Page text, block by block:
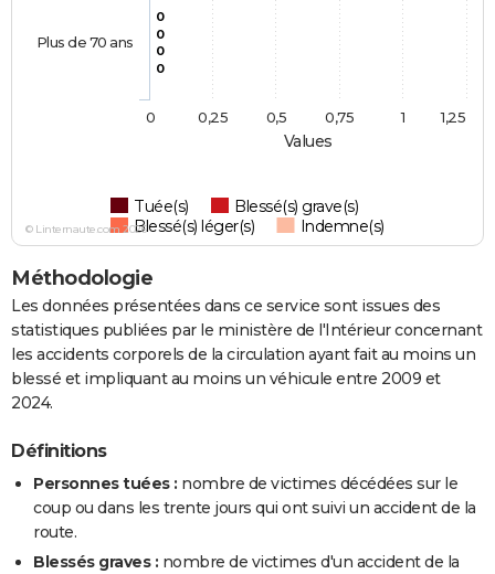
Values
0
0
0
0
Tuée(s)
Blessé(s) grave(s)
Blessé(s) léger(s)
Indemne(s)
Plus de 70 ans
0 1
0,25 0,5 0,75 1,25
© Linternaute.com 2026
Méthodologie
Les données présentées dans ce service sont issues des
statistiques publiées par le ministère de l'Intérieur concernant
les accidents corporels de la circulation ayant fait au moins un
blessé et impliquant au moins un véhicule entre 2009 et
2024.
Définitions
Personnes tuées : nombre de victimes décédées sur le
coup ou dans les trente jours qui ont suivi un accident de la
route.
Blessés graves : nombre de victimes d'un accident de la